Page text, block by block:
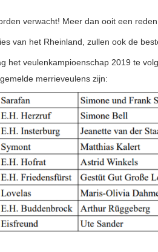
verwacht! Meer dan ooit een
van het Rheinland, zullen ook de
het veulenkampioenschap 2019 te
merrieveulens zijn: